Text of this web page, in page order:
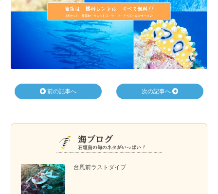
台風前ラストダイブ
前の記事へ 次の記事へ